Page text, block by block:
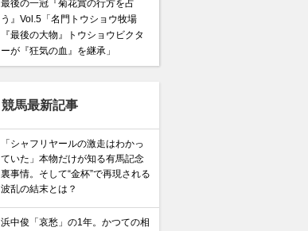
最後の一冠『菊花賞の行方を占
う』Vol.5「名門トウショウ牧場
『最後の大物』トウショウビクタ
ーが『狂気の血』を継承」
競馬最新記事
「シャフリヤールの激走はわかっ
ていた」本物だけが知る有馬記念
裏事情。そして“金杯”で再現される
波乱の結末とは？
浜中俊「哀愁」の1年。かつての相